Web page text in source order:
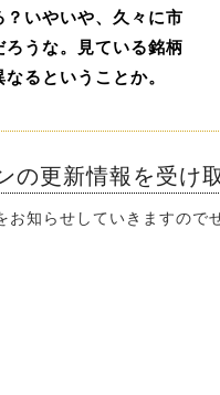
いやいや、久々に市
うな。見ている銘柄
るということか。
の更新情報を受け
知らせしていきますので